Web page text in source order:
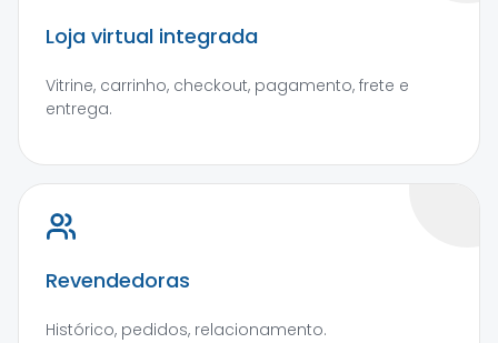
Loja virtual integrada
Vitrine, carrinho, checkout, pagamento, frete e
entrega.
Revendedoras
Histórico, pedidos, relacionamento.